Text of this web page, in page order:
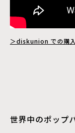
＞diskunion での購
世界中のポップ